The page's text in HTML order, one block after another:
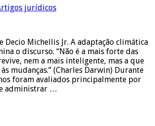
jurídicos
Decio Michellis Jr. A adaptação climática
o discurso. “Não é a mais forte das
nem a mais inteligente, mas a que
mudanças.” (Charles Darwin) Durante
foram avaliados principalmente por
administrar …